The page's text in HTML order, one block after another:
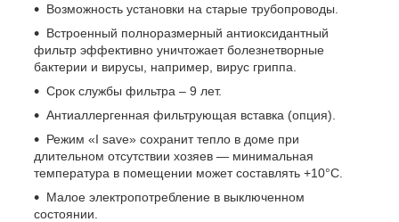
Возможность установки на старые трубопроводы.
Встроенный полноразмерный антиоксидантный
фильтр эффективно уничтожает болезнетворные
бактерии и вирусы, например, вирус гриппа.
Срок службы фильтра – 9 лет.
Антиаллергенная фильтрующая вставка (опция).
Режим «I save» сохранит тепло в доме при
длительном отсутствии хозяев — минимальная
температура в помещении может составлять +10°С.
Малое электропотребление в выключенном
состоянии.